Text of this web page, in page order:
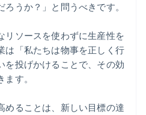
うか？」と問うべきです。
リソースを使わずに生産性を
は「私たちは物事を正しく行
を投げかけることで、その効
す。
めることは、新しい目標の達